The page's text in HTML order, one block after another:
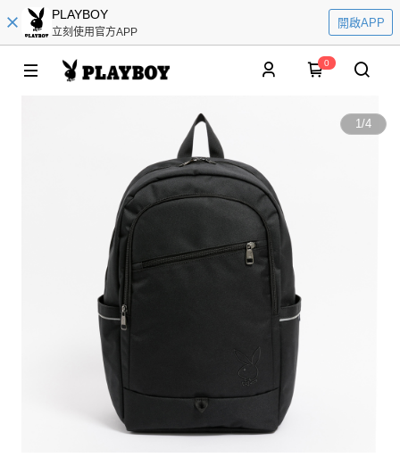
PLAYBOY
立刻使用官方APP
開啟APP
0
1/4